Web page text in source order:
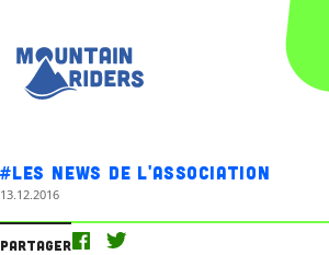
#Les news de l'association
13.12.2016
Partager